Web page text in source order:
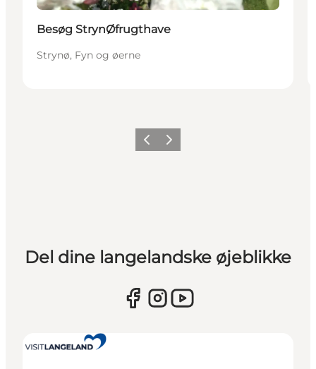
Besøg StrynØfrugthave
Strynø, Fyn og øerne
ForrigeNæste
Del dine langelandske øjeblikke